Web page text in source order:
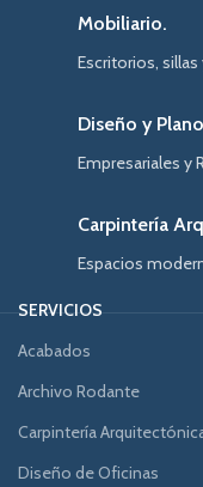
Mobiliario.
Escritorios, sillas
Diseño y
Empresariales y
Carpintería
Espacios
SERVICIOS
Acabados
Archivo Rodante
Carpintería
Diseño de Oficinas